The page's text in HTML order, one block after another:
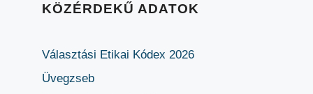
KÖZÉRDEKŰ ADATOK
Választási Etikai Kódex 2026
Üvegzseb